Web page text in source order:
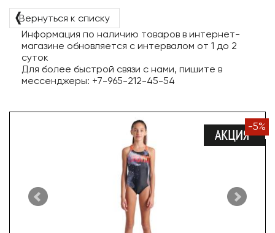
❬Вернуться к списку
Информация по наличию товаров в интернет-
магазине обновляется с интервалом от 1 до 2
суток
Для более быстрой связи с нами, пишите в
мессенджеры: +7-965-212-45-54
-5%